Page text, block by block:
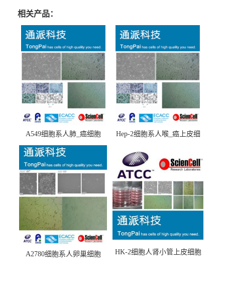
相关产品：
A549细胞系人肺_癌细胞
(A549细胞)
Hep-2细胞系人喉_癌上皮细
A2780细胞系人卵巢细胞
HK-2细胞人肾小管上皮细胞